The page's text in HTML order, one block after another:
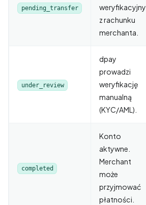
pending_transfer
weryfikacyjny
z rachunku
merchanta.
under_review
dpay
prowadzi
weryfikację
manualną
(KYC/AML).
completed
Konto
aktywne.
Merchant
może
przyjmować
płatności.